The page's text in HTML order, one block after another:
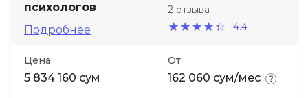
психологов
Подробнее
4.4
2 отзыва
Цена
5 834 160 сум
От
162 060 сум/мес